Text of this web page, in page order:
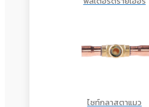
ไซท์กลาสตาแมว